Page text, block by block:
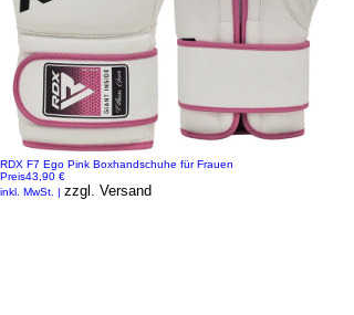
RDX F7 Ego Pink Boxhandschuhe für Frauen
Preis43,90 €
inkl. MwSt. | zzgl. Versand